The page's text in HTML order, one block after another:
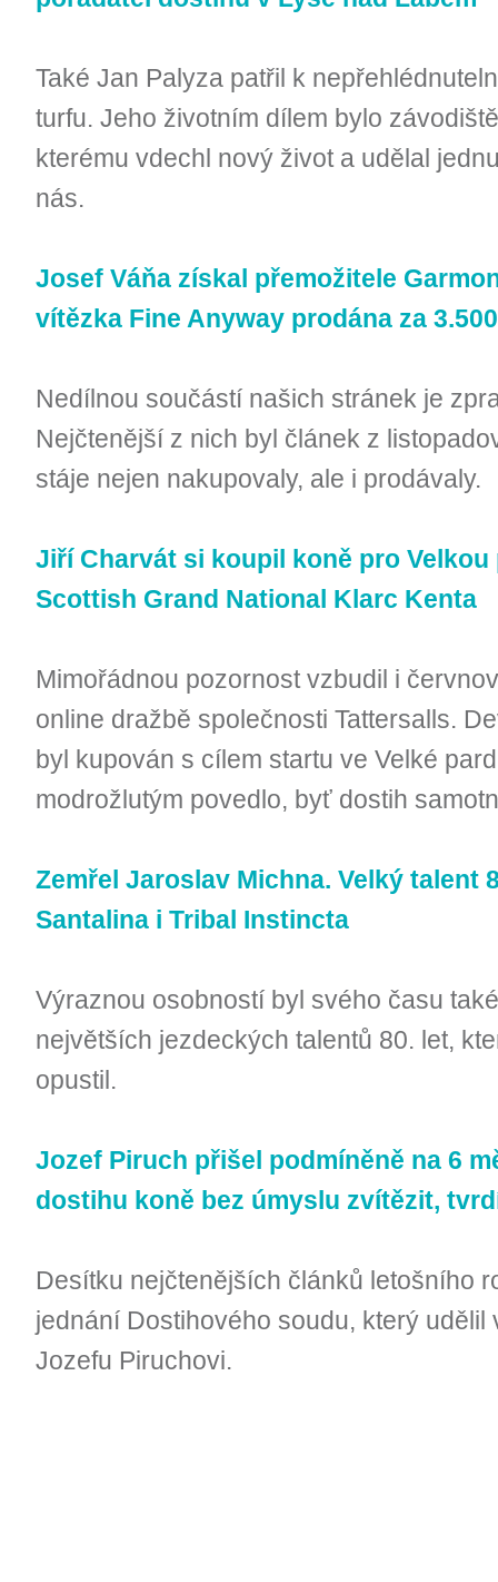
Také Jan Palyza patřil k
turfu. Jeho životním dílem bylo
kterému vdechl nový život a udělal
nás.
Josef Váňa získal přemožitele
vítězka Fine Anyway prodána za
Nedílnou součástí našich stránek je
Nejčtenější z nich byl článek z
stáje nejen nakupovaly, ale i prodávaly.
Jiří Charvát si koupil koně pro
Scottish Grand National Klarc Kenta
Mimořádnou pozornost vzbudil i
online dražbě společnosti Tattersalls.
byl kupován s cílem startu ve Velké
modrožlutým povedlo, byť dostih
Zemřel Jaroslav Michna. Velký talent
Santalina i Tribal Instincta
Výraznou osobností byl svého času
největších jezdeckých talentů 80. let,
opustil.
Jozef Piruch přišel podmíněně na 6
dostihu koně bez úmyslu zvítězit,
Desítku nejčtenějších článků letošního
jednání Dostihového soudu, který
Jozefu Piruchovi.